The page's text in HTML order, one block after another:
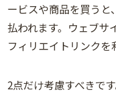
ービスや商品を買う
払われます。ウェブサ
フィリエイトリンクを
2点だけ考慮すべきです